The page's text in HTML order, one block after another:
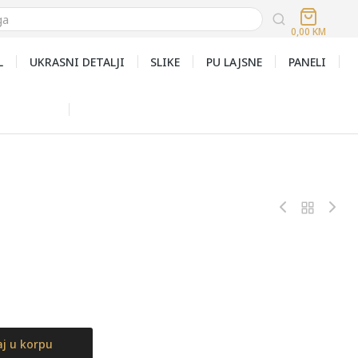
0,00 KM
UKRASNI DETALJI SLIKE PU LAJSNE PANELI
u korpu